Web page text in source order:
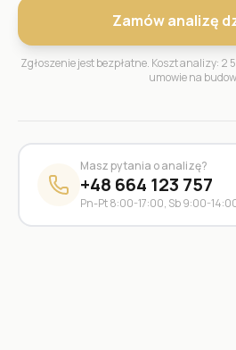
Zamów analizę
Zgłoszenie jest bezpłatne. Koszt analizy:
umowie na
Masz pytania o analizę?
+48 664 123 757
Pn-Pt 8:00-17:00, Sb 9:00-